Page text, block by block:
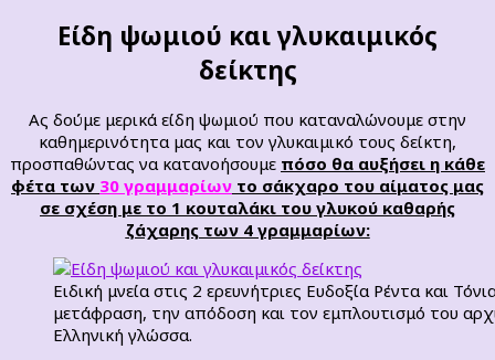
Είδη ψωμιού και γλυκαιμικός
δείκτης
Ας δούμε μερικά είδη ψωμιού που καταναλώνουμε στην
καθημερινότητα μας και τον γλυκαιμικό τους δείκτη,
προσπαθώντας να κατανοήσουμε πόσο θα αυξήσει η κάθε
φέτα των 30 γραμμαρίων το σάκχαρο του αίματος μας
σε σχέση με το 1 κουταλάκι του γλυκού καθαρής
ζάχαρης των 4 γραμμαρίων:
Ειδική μνεία στις 2 ερευνήτριες Ευδοξία Ρέντα και
μετάφραση, την απόδοση και τον εμπλουτισμό του
Ελληνική γλώσσα.